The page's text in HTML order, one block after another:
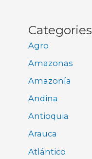
Categories
Agro
Amazonas
Amazonía
Andina
Antioquia
Arauca
Atlántico